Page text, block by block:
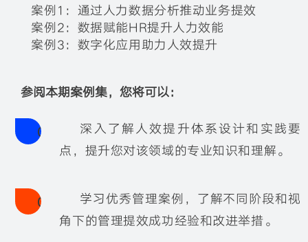
案例1：通过人力数据分析推动业务提效
案例2：数据赋能HR提升人力效能
案例3：数字化应用助力人效提升
参阅本期案例集，您将可以：
0
深入了解人效提升体系设计和实践要
点，提升您对该领域的专业知识和理解。
0
学习优秀管理案例，了解不同阶段和视
角下的管理提效成功经验和改进举措。